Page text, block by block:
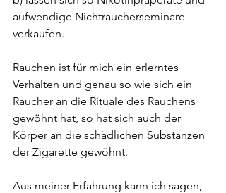
aufwendige Nichtraucherseminare
verkaufen.
Rauchen ist für mich ein erlerntes
Verhalten und genau so wie sich ein
Raucher an die Rituale des Rauchens
gewöhnt hat, so hat sich auch der
Körper an die schädlichen Substanzen
der Zigarette gewöhnt.
Aus meiner Erfahrung kann ich sagen,